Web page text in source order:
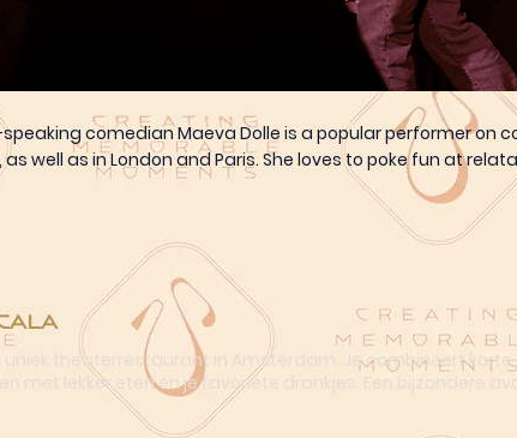
speaking comedian Maeva Dolle is a popular performer on
well as in London and Paris. She loves to poke fun at
uniek theaterrestaurant in Amsterdam. Je combineert korte
met lekker eten én je favoriete drankjes. Een bijzondere